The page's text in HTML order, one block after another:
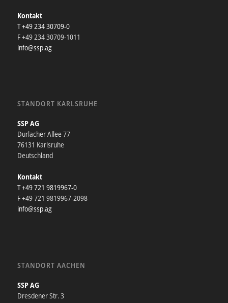
Kontakt
T +49 234 30709-0
F +49 234 30709-1011
info@ssp.ag
STANDORT KARLSRUHE
SSP AG
Durlacher Allee 77
76131 Karlsruhe
Deutschland
Kontakt
T +49 721 9819967-0
F +49 721 9819967-2098
info@ssp.ag
STANDORT AACHEN
SSP AG
Dresdener Str. 3